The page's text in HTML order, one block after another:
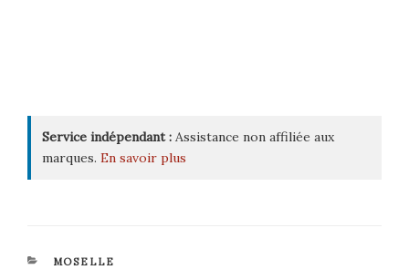
Service indépendant : Assistance non affiliée aux
marques. En savoir plus
CATÉGORIES
MOSELLE